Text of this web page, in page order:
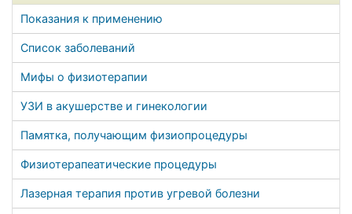
Показания к применению
Список заболеваний
Мифы о физиотерапии
УЗИ в акушерстве и гинекологии
Памятка, получающим физиопроцедуры
Физиотерапеатические процедуры
Лазерная терапия против угревой болезни